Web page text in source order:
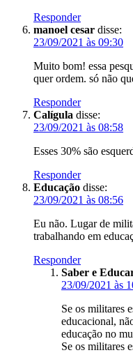
Responder
manoel cesar disse:
23/09/2021 às 09:30
Muito bom! essa
quer ordem. só não
Responder
Calígula disse:
23/09/2021 às 08:58
Esses 30% são
Responder
Educação disse:
23/09/2021 às 08:56
Eu não. Lugar de
trabalhando em
Responder
Saber e
23/09/2021 às
Se os militares
educacional,
educação no
Se os militares